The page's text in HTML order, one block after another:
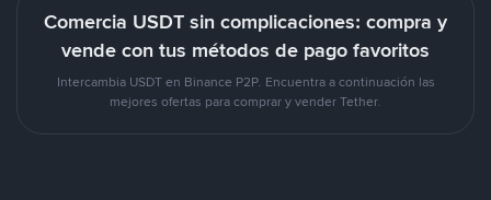
Comercia USDT sin complicaciones: compra y
vende con tus métodos de pago favoritos
Intercambia USDT en Binance P2P. Encuentra a continuación las
mejores ofertas para comprar y vender Tether.